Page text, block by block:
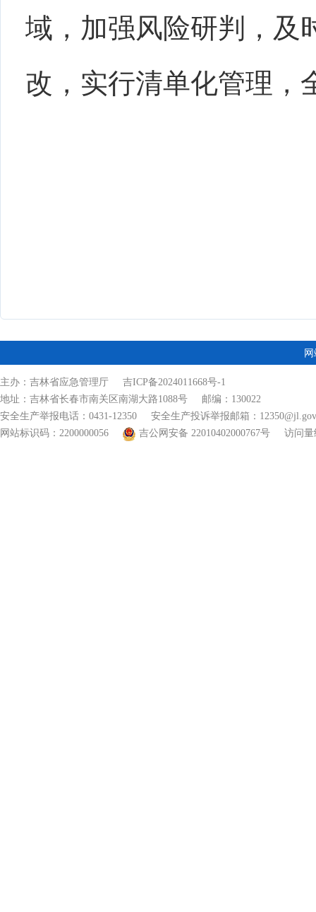
域，加强风险研判，及
改，实行清单化管理，
主办：吉林省应急管理厅 吉ICP备2024011668号-1
地址：吉林省长春市南关区南湖大路1088号 邮编：130022
安全生产举报电话：0431-12350 安全生产投诉举报邮箱：
网站标识码：2200000056
吉公网安备 22010402000767号 访问量